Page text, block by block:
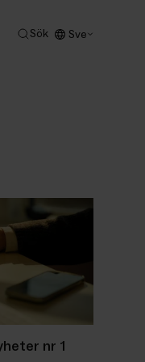
Sök Sve
nr 1